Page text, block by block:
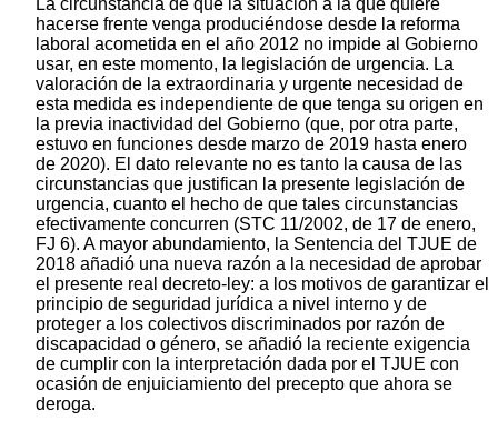
hacerse frente venga produciéndose desde la reforma
laboral acometida en el año 2012 no impide al Gobierno
usar, en este momento, la legislación de urgencia. La
valoración de la extraordinaria y urgente necesidad de
esta medida es independiente de que tenga su origen en
la previa inactividad del Gobierno (que, por otra parte,
estuvo en funciones desde marzo de 2019 hasta enero
de 2020). El dato relevante no es tanto la causa de las
circunstancias que justifican la presente legislación de
urgencia, cuanto el hecho de que tales circunstancias
efectivamente concurren (STC 11/2002, de 17 de enero,
FJ 6). A mayor abundamiento, la Sentencia del TJUE de
2018 añadió una nueva razón a la necesidad de aprobar
el presente real decreto-ley: a los motivos de garantizar el
principio de seguridad jurídica a nivel interno y de
proteger a los colectivos discriminados por razón de
discapacidad o género, se añadió la reciente exigencia
de cumplir con la interpretación dada por el TJUE con
ocasión de enjuiciamiento del precepto que ahora se
deroga.